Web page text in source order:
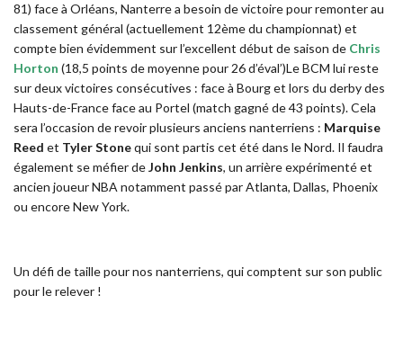
81) face à Orléans, Nanterre a besoin de victoire pour remonter au
classement général (actuellement 12ème du championnat) et
compte bien évidemment sur l’excellent début de saison de Chris
Horton (18,5 points de moyenne pour 26 d’éval’)Le BCM lui reste
sur deux victoires consécutives : face à Bourg et lors du derby des
Hauts-de-France face au Portel (match gagné de 43 points). Cela
sera l’occasion de revoir plusieurs anciens nanterriens : Marquise
Reed et Tyler Stonequi sont partis cet été dans le Nord. Il faudra
également se méfier deJohn Jenkins, un arrière expérimenté et
ancien joueur NBA notamment passé par Atlanta, Dallas, Phoenix
ou encore New York.
Un défi de taille pour nos nanterriens, qui comptent sur son public
pour le relever !